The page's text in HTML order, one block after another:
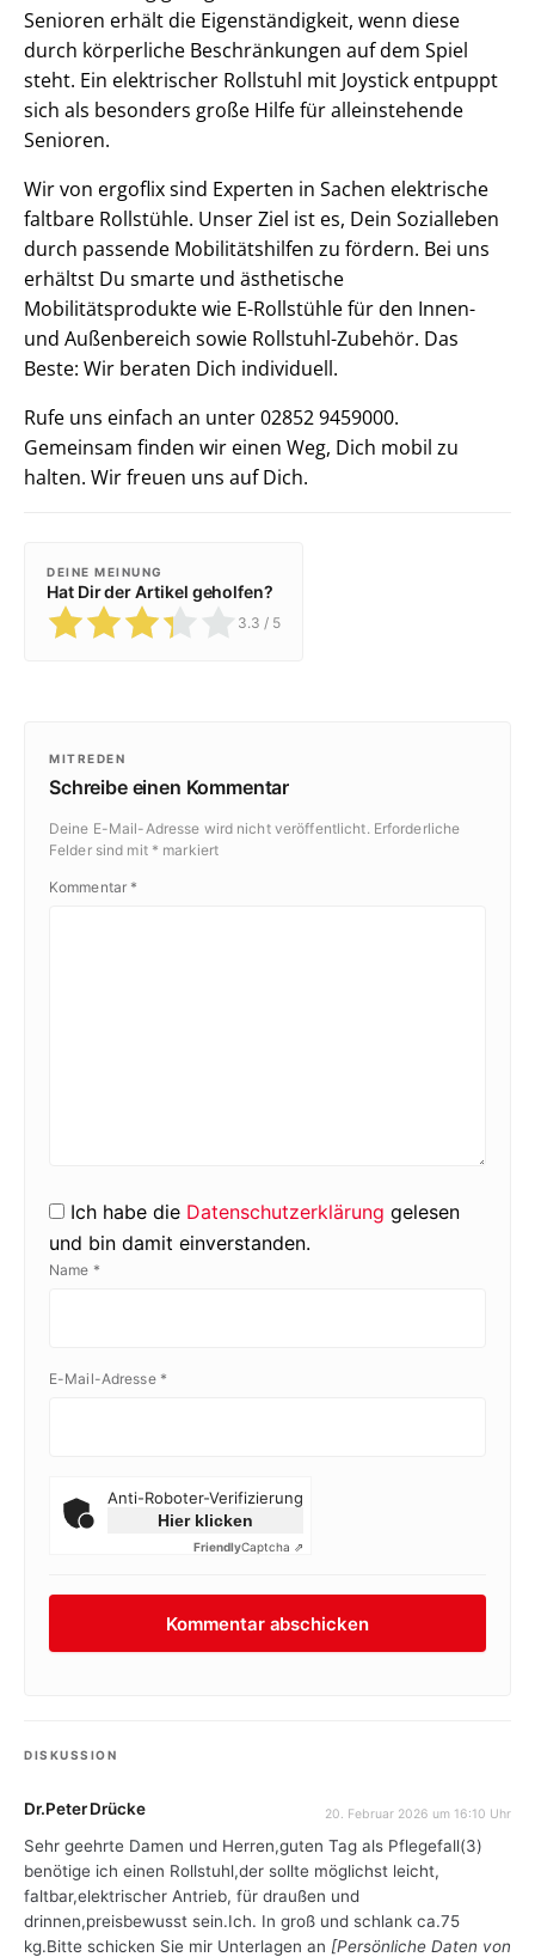
Senioren erhält die Eigenständigkeit, wenn diese
durch körperliche Beschränkungen auf dem Spiel
steht. Ein elektrischer Rollstuhl mit Joystick entpuppt
sich als besonders große Hilfe für alleinstehende
Senioren.
Wir von ergoflix sind Experten in Sachen elektrische
faltbare Rollstühle. Unser Ziel ist es, Dein Sozialleben
durch passende Mobilitätshilfen zu fördern. Bei uns
erhältst Du smarte und ästhetische
Mobilitätsprodukte wie E-Rollstühle für den Innen-
und Außenbereich sowie Rollstuhl-Zubehör. Das
Beste: Wir beraten Dich individuell.
Rufe uns einfach an unter 02852 9459000.
Gemeinsam finden wir einen Weg, Dich mobil zu
halten. Wir freuen uns auf Dich.
DEINE MEINUNG
Hat Dir der Artikel geholfen?
3.3 / 5
MITREDEN
Schreibe einen Kommentar
Deine E-Mail-Adresse wird nicht veröffentlicht. Erforderliche
Felder sind mit * markiert
Kommentar *
Ich habe die Datenschutzerklärung gelesen
und bin damit einverstanden.
Name *
E-Mail-Adresse *
Anti-Roboter-Verifizierung
Hier klicken
FriendlyCaptcha ⇗
DISKUSSION
Dr.Peter Drücke 20. Februar 2026 um 16:10 Uhr
Sehr geehrte Damen und Herren,guten Tag als Pflegefall(3)
benötige ich einen Rollstuhl,der sollte möglichst leicht,
faltbar,elektrischer Antrieb, für draußen und
drinnen,preisbewusst sein.Ich. In groß und schlank ca.75
kg.Bitte schicken Sie mir Unterlagen an [Persönliche Daten von